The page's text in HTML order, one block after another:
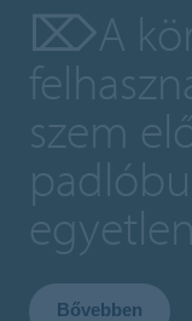
⌦A
szem
van, a
Bővebben